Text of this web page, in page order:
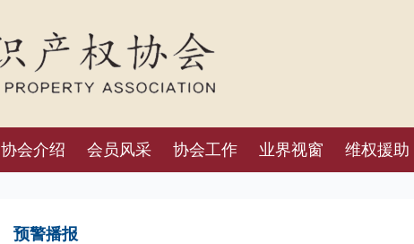
协会介绍 会员风采 协会工作 业界视窗 维权援助
预警播报